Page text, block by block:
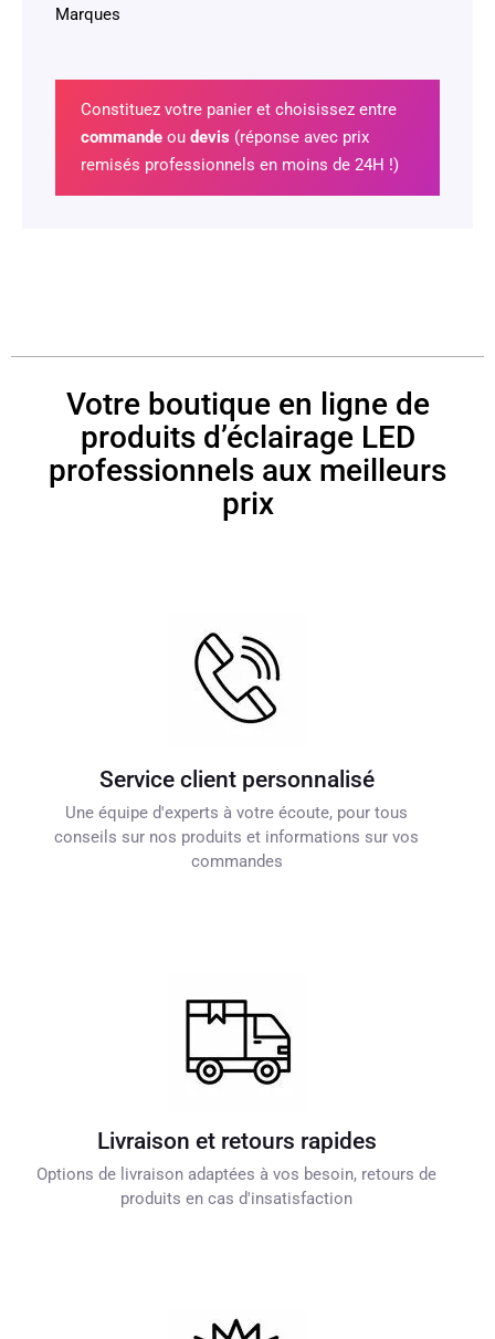
Marques
Constituez votre panier et choisissez entre
commandeou devis (réponse avec prix
remisés professionnels en moins de 24H !)
Votre boutique en ligne de
produits d’éclairage LED
professionnels aux meilleurs
prix
Service client personnalisé
Une équipe d'experts à votre écoute, pour tous
conseils sur nos produits et informations sur vos
commandes
Livraison et retours rapides
Options de livraison adaptées à vos besoin, retours de
produits en cas d'insatisfaction